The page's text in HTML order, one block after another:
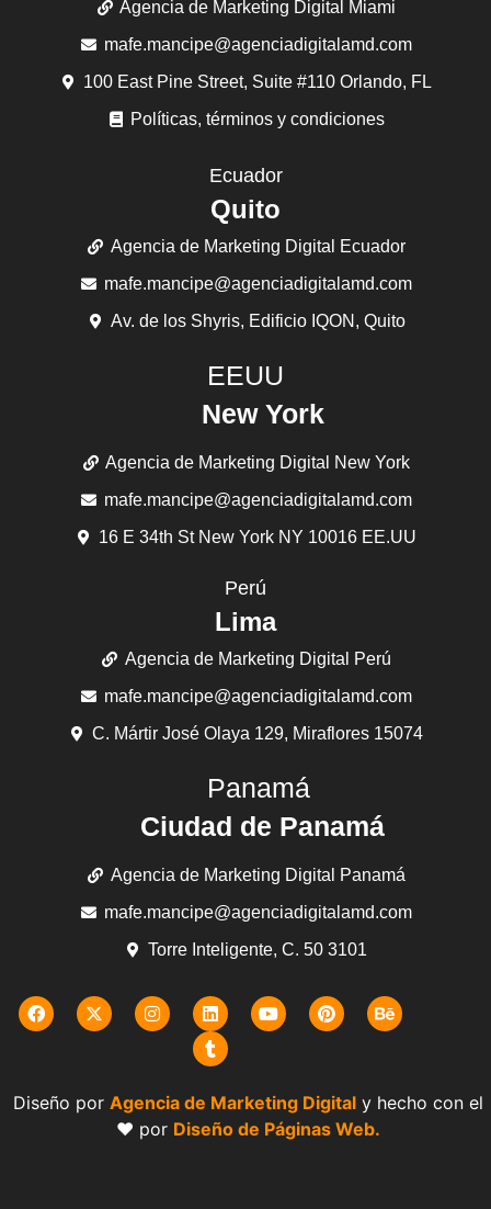
Agencia de Marketing Digital Miami
mafe.mancipe@agenciadigitalamd.com
100 East Pine Street, Suite #110 Orlando, FL
Políticas, términos y condiciones
Ecuador
Quito
Agencia de Marketing Digital Ecuador
mafe.mancipe@agenciadigitalamd.com
Av. de los Shyris, Edificio IQON, Quito
EEUU
New York
Agencia de Marketing Digital New York
mafe.mancipe@agenciadigitalamd.com
16 E 34th St New York NY 10016 EE.UU
Perú
Lima
Agencia de Marketing Digital Perú
mafe.mancipe@agenciadigitalamd.com
C. Mártir José Olaya 129, Miraflores 15074
Panamá
Ciudad de Panamá
Agencia de Marketing Digital Panamá
mafe.mancipe@agenciadigitalamd.com
Torre Inteligente, C. 50 3101
Diseño por Agencia de Marketing Digital y hecho con el
❤️ por Diseño de Páginas Web.